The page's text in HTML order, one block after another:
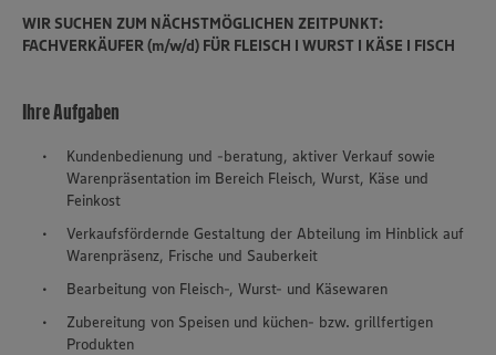
WIR SUCHEN ZUM NÄCHSTMÖGLICHEN ZEITPUNKT:
FACHVERKÄUFER (m/w/d) FÜR FLEISCH I WURST I KÄSE I FISCH
Ihre Aufgaben
Kundenbedienung und -beratung, aktiver Verkauf sowie
Warenpräsentation im Bereich Fleisch, Wurst, Käse und
Feinkost
Verkaufsfördernde Gestaltung der Abteilung im Hinblick auf
Warenpräsenz, Frische und Sauberkeit
Bearbeitung von Fleisch-, Wurst- und Käsewaren
Zubereitung von Speisen und küchen- bzw. grillfertigen
Produkten